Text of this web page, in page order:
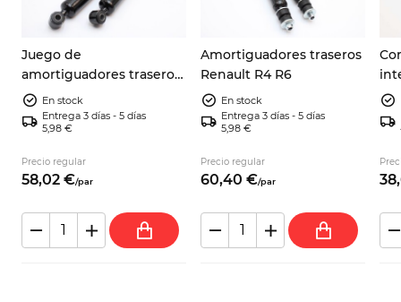
Juego de
amortiguadores traseros
Renault R5, R7 y R14
En stock
Entrega 3 días - 5 días
5,98 €
Precio regular
58,02 €/par
Amortiguadores traseros
Renault R4 R6
En stock
Entrega 3 días - 5 días
5,98 €
Precio regular
60,40 €/par 38,